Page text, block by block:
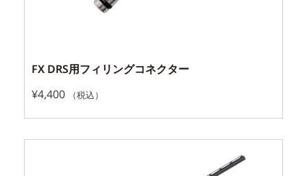
FX DRS用フィリングコネクター
¥4,400 （税込）